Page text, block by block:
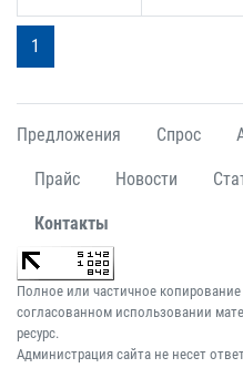
1
Предложения Спрос
Прайс Новости
Контакты
Полное или частичное
согласованном использовании
ресурс.
Администрация сайта не несет